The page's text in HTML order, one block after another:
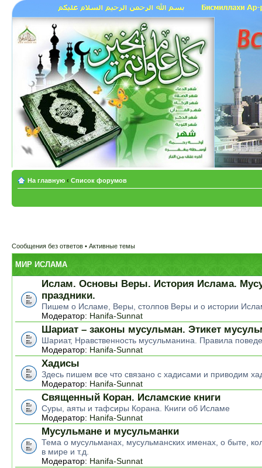
На главную ‹ Список форумов
Сообщения без ответов • Активные темы
МИР ИСЛАМА
Ислам. Основы Веры. История Ислама.
праздники.
Пишем о Исламе, Веры, столпов Веры и о истории
Модератор: Hanifa-Sunnat
Шариат – законы мусульман. Этикет
Шариат, Нравственность мусульманина. Правила
Модератор: Hanifa-Sunnat
Хадисы
Здесь пишем все что связано с хадисами и приводим
Модератор: Hanifa-Sunnat
Священный Коран. Исламские книги
Суры, аяты и тафсиры Корана. Книги об Исламе
Модератор: Hanifa-Sunnat
Мусульмане и мусульманки
Тема о мусульманах, мусульманских именах, о быте,
в мире и т.д.
Модератор: Hanifa-Sunnat